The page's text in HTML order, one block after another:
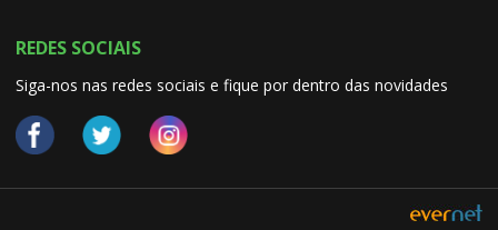
REDES SOCIAIS
Siga-nos nas redes sociais e fique por dentro das novidades